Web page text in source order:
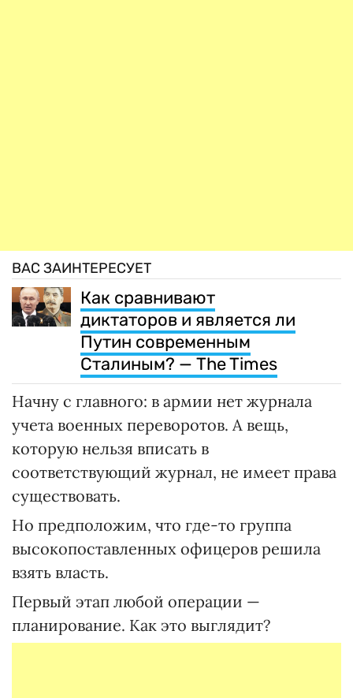
ВАС ЗАИНТЕРЕСУЕТ
Как сравнивают
диктаторов и является ли
Путин современным
Сталиным? — The Times
Начну с главного: в армии нет журнала
учета военных переворотов. А вещь,
которую нельзя вписать в
соответствующий журнал, не имеет права
существовать.
Но предположим, что где-то группа
высокопоставленных офицеров решила
взять власть.
Первый этап любой операции —
планирование. Как это выглядит?